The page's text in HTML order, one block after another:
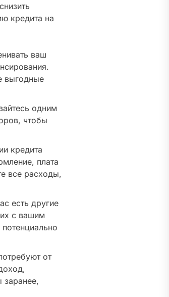
кредита на
ваш
выгодные
одним
чтобы
кредита
плата
все расходы,
есть другие
с вашим
от
заранее,